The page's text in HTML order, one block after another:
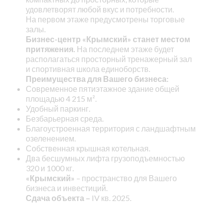
удовлетворят любой вкус и потребности.
На первом этаже предусмотрены торговые
залы.
Бизнес-центр «Крымский» станет местом
притяжения. На последнем этаже будет
располагаться просторный тренажерный зал
и спортивная школа единоборств.
Преимущества для Вашего бизнеса:
Современное пятиэтажное здание общей
площадью 4 215 м².
Удобный паркинг.
Безбарьерная среда.
Благоустроенная территория с ландшафтным
озеленением.
Собственная крышная котельная.
Два бесшумных лифта грузоподъемностью
320 и 1000 кг.
«Крымский» – пространство для Вашего
бизнеса и инвестиций.
Сдача объекта – IV кв. 2025.